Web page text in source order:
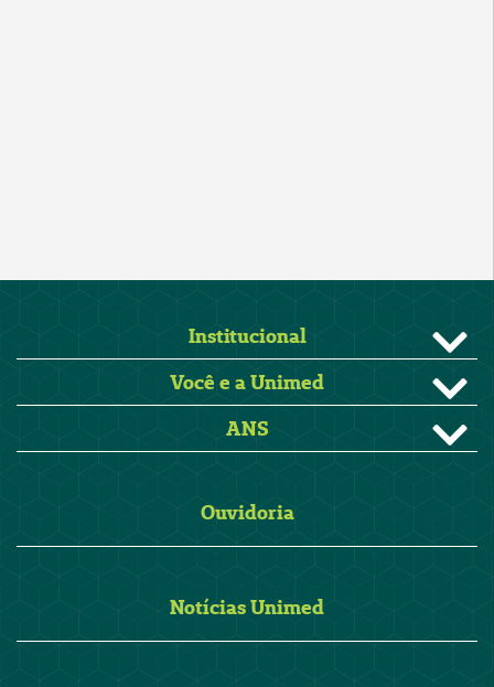
Institucional
Você e a Unimed
ANS
Ouvidoria
Notícias Unimed